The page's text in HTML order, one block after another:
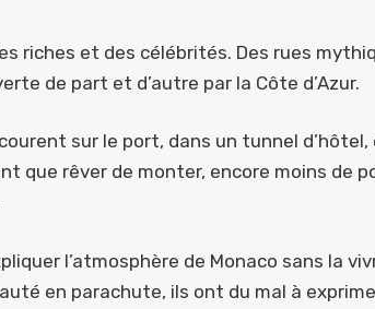
riches et des célébrités. Des rues
de part et d’autre par la Côte d’Azur.
sur le port, dans un tunnel
que rêver de monter, encore moins de
l’atmosphère de Monaco sans la
en parachute, ils ont du mal à